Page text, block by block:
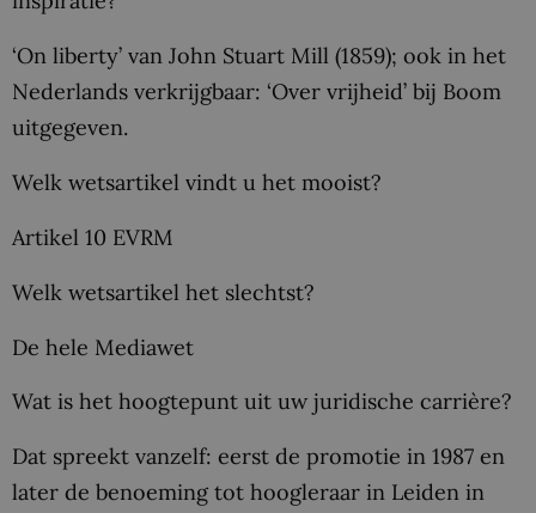
‘On liberty’ van John Stuart Mill (1859); ook in het
Nederlands verkrijgbaar: ‘Over vrijheid’ bij Boom
uitgegeven.
Welk wetsartikel vindt u het mooist?
Artikel 10 EVRM
Welk wetsartikel het slechtst?
De hele Mediawet
Wat is het hoogtepunt uit uw juridische carrière?
Dat spreekt vanzelf: eerst de promotie in 1987 en
later de benoeming tot hoogleraar in Leiden in